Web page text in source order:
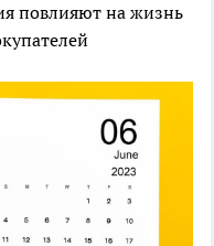
повлияют на жизнь